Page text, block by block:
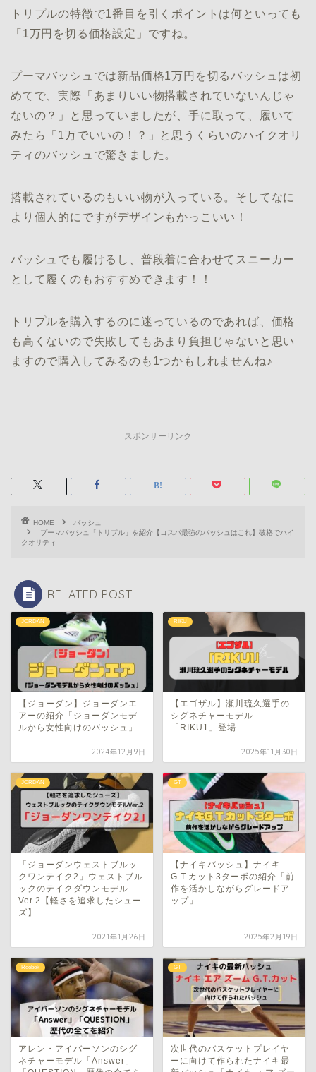
トリプルの特徴で1番目を引くポイントは何といっても
「1万円を切る価格設定」ですね。
プーマバッシュでは新品価格1万円を切るバッシュは初
めてで、実際「あまりいい物搭載されていないんじゃ
ないの？」と思っていましたが、手に取って、履いて
みたら「1万でいいの！？」と思うくらいのハイクオリ
ティのバッシュで驚きました。
搭載されているのもいい物が入っている。そしてなに
より個人的にですがデザインもかっこいい！
バッシュでも履けるし、普段着に合わせてスニーカー
として履くのもおすすめできます！！
トリプルを購入するのに迷っているのであれば、価格
も高くないので失敗してもあまり負担じゃないと思い
ますので購入してみるのも1つかもしれませんね♪
スポンサーリンク
HOME
バッシュ
プーマバッシュ「トリプル」を紹介【コスパ最強のバッシュはこれ】破格でハイ
クオリティ
RELATED POST
JORDAN
【ジョーダン】ジョーダンエ
アーの紹介「ジョーダンモデ
ルから女性向けのバッシュ」
2024年12月9日
RIKU
【エゴザル】瀬川琉久選手の
シグネチャーモデル
「RIKU1」登場
2025年11月30日
JORDAN
「ジョーダンウェストブルッ
クワンテイク2」ウェストブル
ックのテイクダウンモデル
Ver.2【軽さを追求したシュー
ズ】
2021年1月26日
GT
【ナイキバッシュ】ナイキ
G.T.カット3ターボの紹介「前
作を活かしながらグレードア
ップ」
2025年2月19日
Reebok
アレン・アイバーソンのシグ
ネチャーモデル「Answer」
GT
次世代のバスケットプレイヤ
ーに向けて作られたナイキ最